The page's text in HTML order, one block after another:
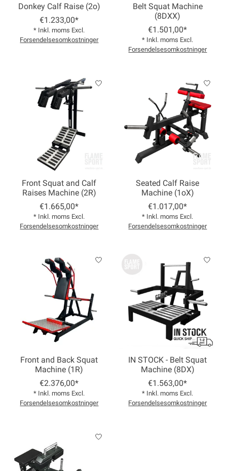
Donkey Calf Raise (2o)
€1.233,00*
* Inkl. moms Excl.
Forsendelsesomkostninger
Belt Squat Machine
(8DXX)
€1.501,00*
* Inkl. moms Excl.
Forsendelsesomkostninger
Front Squat and Calf
Raises Machine (2R)
€1.665,00*
* Inkl. moms Excl.
Forsendelsesomkostninger
Seated Calf Raise
Machine (1oX)
€1.017,00*
* Inkl. moms Excl.
Forsendelsesomkostninger
Front and Back Squat
Machine (1R)
€2.376,00*
* Inkl. moms Excl.
Forsendelsesomkostninger
IN STOCK - Belt Squat
Machine (8DX)
€1.563,00*
* Inkl. moms Excl.
Forsendelsesomkostninger